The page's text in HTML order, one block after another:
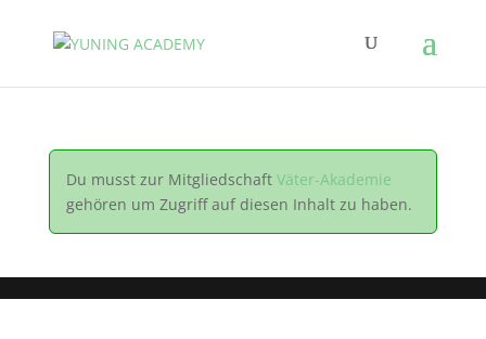
Du musst zur Mitgliedschaft Väter-Akademie
gehören um Zugriff auf diesen Inhalt zu haben.